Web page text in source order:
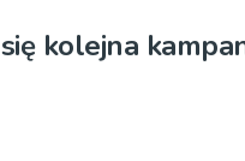
kolejna